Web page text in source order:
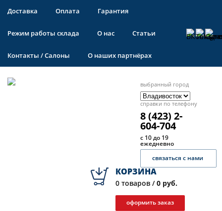
Доставка Оплата Гарантия
Режим работы склада О нас Статьи
Контакты / Салоны О наших партнёрах
выбранный город
справки по телефону
8 (423) 2-
604-704
с 10 до 19
ежедневно
связаться с нами
КОРЗИНА
0 товаров / 0 руб.
оформить заказ